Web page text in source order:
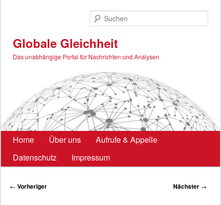
Globale Gleichheit
Das unabhängige Portal für Nachrichten und Analysen
Hauptmenü
Home Über uns
Aufrufe & Appelle
Datenschutz
Impressum
Beitragsnavigation
← Vorheriger Nächster →